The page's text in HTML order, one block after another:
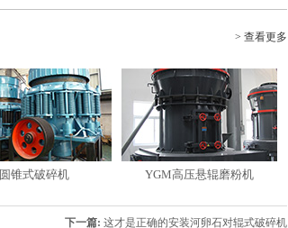
> 查看更多
圆锥式破碎机 YGM高压悬辊磨粉机
下一篇: 这才是正确的安装河卵石对辊式破碎机